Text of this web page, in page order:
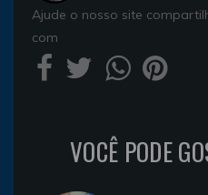
Ajude o nosso site
com
VOCÊ PODE